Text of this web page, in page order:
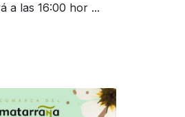
a las 16:00 hor ...